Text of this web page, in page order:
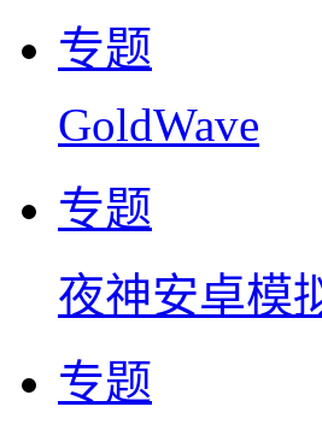
专题
GoldWave
专题
夜神安卓模
专题